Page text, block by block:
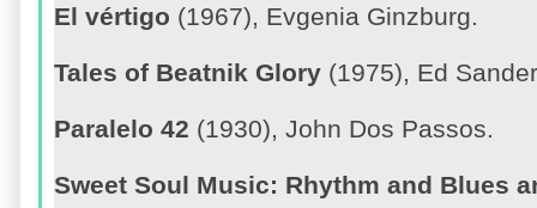
El vértigo (1967), Evgenia Ginzburg.
Tales of Beatnik Glory (1975), Ed
Paralelo 42 (1930), John Dos Passos.
Sweet Soul Music: Rhythm and Blues